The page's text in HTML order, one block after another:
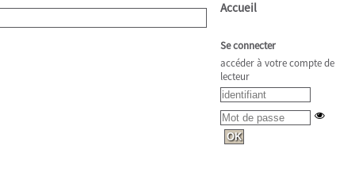
Accueil
Se connecter
accéder à votre compte de
lecteur